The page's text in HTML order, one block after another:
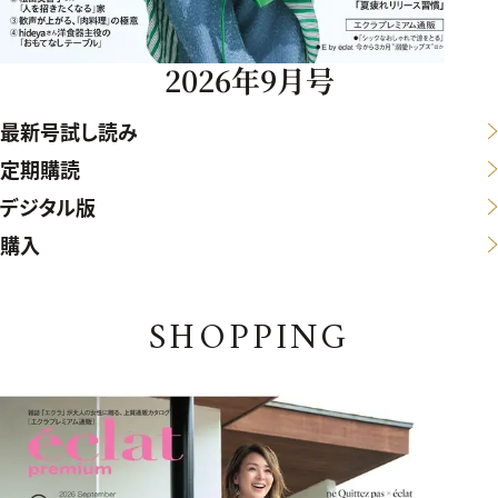
2026年9月号
最新号試し読み
定期購読
デジタル版
購入
SHOPPING